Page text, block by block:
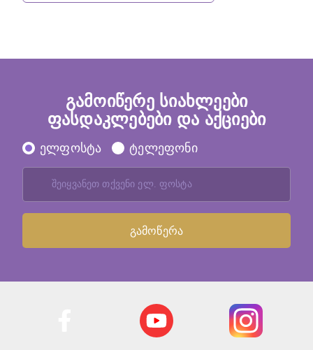
გამოიწერე სიახლეები
ფასდაკლებები და აქციები
ელფოსტა ტელეფონი